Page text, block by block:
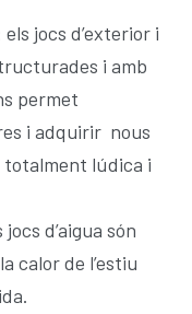
els jocs d’exterior i
i amb
permet
i adquirir nous
totalment lúdica i
jocs d’aigua són
calor de l’estiu